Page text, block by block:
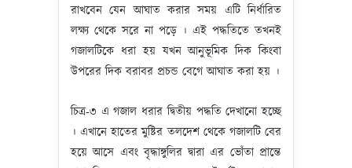
রাখবেন যেন আঘাত করার সময় এটি নির্ধারিত
লক্ষ্য থেকে সরে না পড়ে । এই পদ্ধতিতে তখনই
গজালটিকে ধরা হয় যখন আনুভূমিক দিক কিংবা
উপরের দিক বরাবর প্রচন্ড বেগে আঘাত করা হয় ।
চিত্র-৩ এ গজাল ধরার দ্বিতীয় পদ্ধতি দেখানো হচ্ছে
। এখানে হাতের মুষ্টির তলদেশ থেকে গজালটি বের
হয়ে আসে এবং বৃদ্ধাঙ্গুলির দ্বারা এর ভোঁতা প্রান্তে